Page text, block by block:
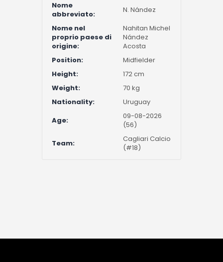
Nome
abbreviato:
N. Nández
Nome nel
proprio paese di
origine:
Nahitan Michel
Nández
Acosta
Position:
Midfielder
Height:
172 cm
Weight:
70 kg
Nationality:
Uruguay
Age:
09-08-2026
(56)
Team:
Cagliari Calcio
(#18)